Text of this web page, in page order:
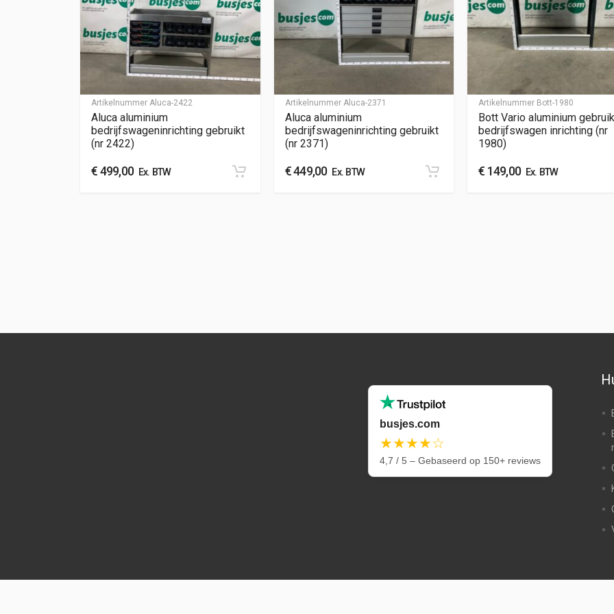
Artikelnummer Aluca-2422
Aluca aluminium
bedrijfswageninrichting gebruikt
(nr 2422)
€499,00Ex. BTW
Artikelnummer Aluca-2371
Aluca aluminium
bedrijfswageninrichting gebruikt
(nr 2371)
€449,00Ex. BTW
Artikelnummer Bott-1980
Bott Vario aluminium
bedrijfswagen inrichting (nr
1980)
€ 149,00Ex. BTW
busjes.com
★★★★☆
4,7 / 5 – Gebaseerd op 150+ reviews